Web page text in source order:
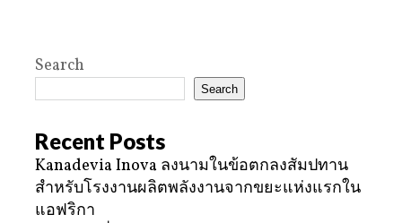
Search
Search
Recent Posts
Kanadevia Inova ลงนามในข้อตกลงสัมปทาน
สำหรับโรงงานผลิตพลังงานจากขยะแห่งแรกใน
แอฟริกา